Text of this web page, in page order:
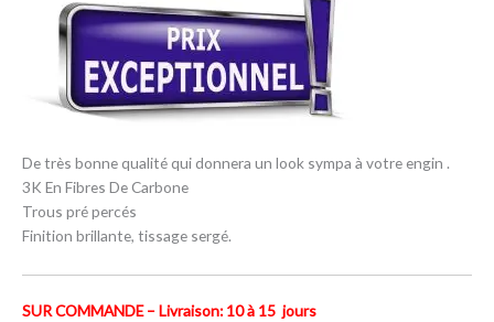
De très bonne qualité qui donnera un look sympa à votre engin .
3K En Fibres De Carbone
Trous pré percés
Finition brillante, tissage sergé.
SUR COMMANDE – Livraison: 10 à 15 jours